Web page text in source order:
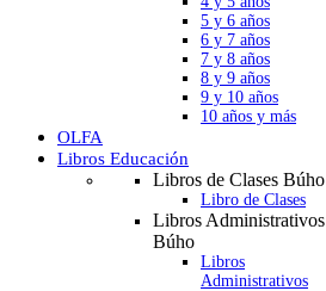
5 y 6 años
6 y 7 años
7 y 8 años
8 y 9 años
9 y 10 años
10 años y más
OLFA
Libros Educación
Libros de Clases Búho
Libro de Clases
Libros Administrativos
Búho
Libros
Administrativos